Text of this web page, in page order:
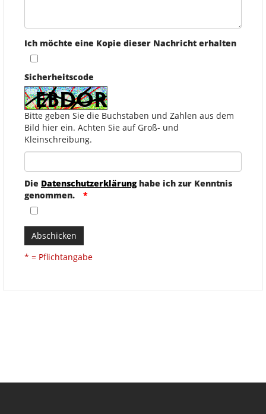
Ich möchte eine Kopie dieser Nachricht erhalten
Sicherheitscode
Bitte geben Sie die Buchstaben und Zahlen aus dem
Bild hier ein. Achten Sie auf Groß- und
Kleinschreibung.
Die Datenschutzerklärunghabe ich zur Kenntnis
genommen.
Abschicken
* = Pflichtangabe